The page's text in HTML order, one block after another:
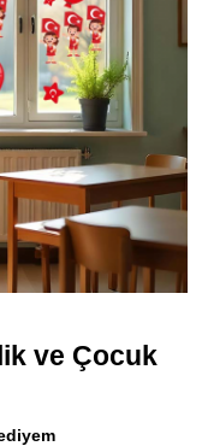
ve Çocuk